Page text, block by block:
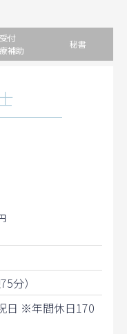
受付
補助
秘書
分）
日 ※年間休日170